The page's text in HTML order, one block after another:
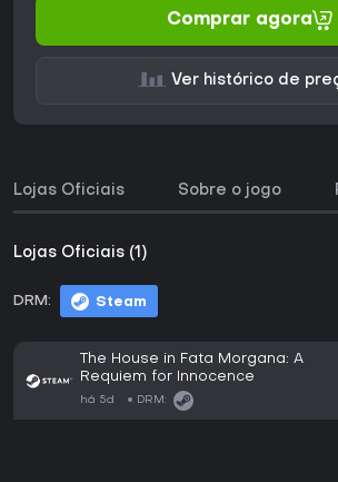
Comprar agora
Ver histórico de
Lojas Oficiais Sobre o jogo
Lojas Oficiais (1)
DRM: Steam
The House in Fata Morgana: A
Requiem for Innocence
há 5d DRM: